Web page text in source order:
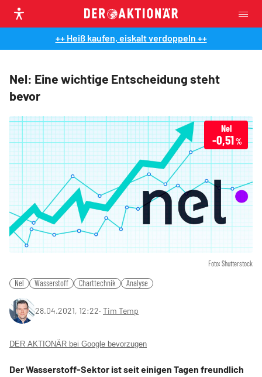
++ Heiß kaufen, eiskalt verdoppeln ++
Nel: Eine wichtige Entscheidung steht
bevor
Foto: Shutterstock
Nel
-0,51%
Nel Wasserstoff Charttechnik Analyse
28.04.2021, 12:22‧ Tim Temp
DER AKTIONÄR bei Google bevorzugen
Der Wasserstoff-Sektor ist seit einigen Tagen freundlich